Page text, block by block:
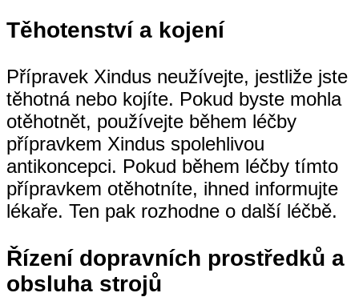
Těhotenství a kojení
Přípravek Xindus neužívejte, jestliže jste
těhotná nebo kojíte. Pokud byste mohla
otěhotnět, používejte během léčby
přípravkem Xindus spolehlivou
antikoncepci. Pokud během léčby tímto
přípravkem otěhotníte, ihned informujte
lékaře. Ten pak rozhodne o další léčbě.
Řízení dopravních prostředků a
obsluha strojů